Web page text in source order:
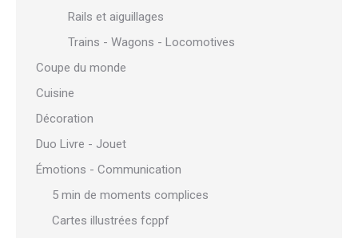
Rails et aiguillages
Trains - Wagons - Locomotives
Coupe du monde
Cuisine
Décoration
Duo Livre - Jouet
Émotions - Communication
5 min de moments complices
Cartes illustrées fcppf